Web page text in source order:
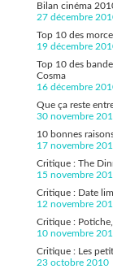
Bilan cinéma
27 décembre
Top 10 des
19 décembre
Top 10 des
Cosma
16 décembre
Que ça reste
30 novembre
10 bonnes
17 novembre
Critique : The
15 novembre
Critique : Date
12 novembre
Critique :
10 novembre
Critique : Les
23 octobre 2010